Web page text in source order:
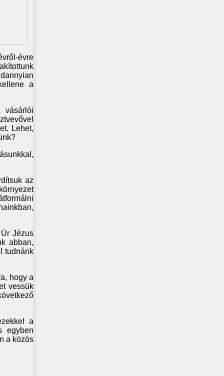
évre
a
vásárlói
Lehet,
az
Jézus
abban,
tudnánk
hogy a
vessük
a
egyben
a közös